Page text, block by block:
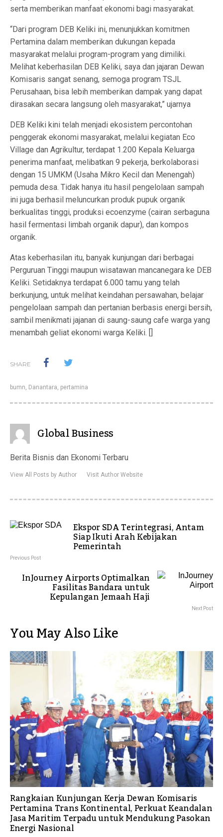
serta memberikan manfaat ekonomi bagi masyarakat.
“Dari program DEB Keliki ini, menunjukkan komitmen
Pertamina dalam memberikan dukungan kepada
masyarakat melalui program-program yang dimiliki.
Melihat keberhasilan DEB Keliki, saya dan jajaran Dewan
Komisaris sangat senang, semoga program TSJL
Perusahaan, bisa lebih memberikan dampak yang dapat
dirasakan secara langsung oleh masyarakat,” ujarnya
DEB Keliki kini telah menjadi ekosistem percontohan
penggerak ekonomi masyarakat, melalui kegiatan Eco
Village dan Agrikultur, terdapat 1.200 Kepala Keluarga
penerima manfaat, melibatkan 9 pekerja, berkolaborasi
dengan 15 UMKM (Usaha Mikro Kecil dan Menengah)
pemuda desa. Tidak hanya itu hasil pengelolaan sampah
ini juga berhasil meluncurkan produk pupuk organik
berkualitas tinggi, produksi ecoenzyme (cairan serbaguna
hasil fermentasi limbah organik dapur), dan kompos
organik.
Atas keberhasilan itu, banyak kunjungan dari berbagai
Perguruan Tinggi maupun wisatawan mancanegara ke DEB
Keliki. Setidaknya terdapat 6.000 tamu yang telah
berkunjung, untuk melihat keindahan persawahan, belajar
pengelolaan sampah dan pertanian berbasis energi bersih,
sambil menikmati jajanan di saung-saung cafe warga yang
menambah geliat ekonomi warga Keliki. []
SHARE
bumn, Danantara, pertamina
Global Business
Berita Bisnis dan Ekonomi Terbaru
View All Posts by Author Visit Author Website
Ekspor SDA Terintegrasi, Antam
Siap Ikuti Arah Kebijakan
Pemerintah
Previous Post
InJourney Airports Optimalkan
Fasilitas Bandara untuk
Kepulangan Jemaah Haji
Next Post
You May Also Like
Rangkaian Kunjungan Kerja Dewan Komisaris
Pertamina Trans Kontinental, Perkuat Keandalan
Jasa Maritim Terpadu untuk Mendukung Pasokan
Energi Nasional